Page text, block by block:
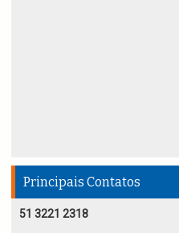
Principais Contatos
51 3221 2318